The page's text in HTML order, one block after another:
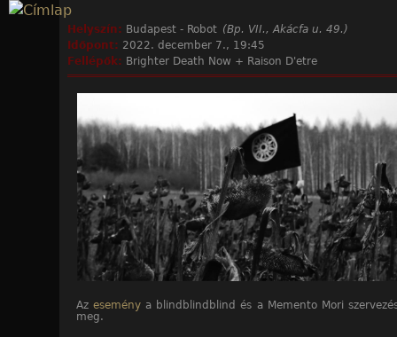
Helyszín: Budapest - Robot (Bp. VII., Akácfa u. 49.)
Időpont: 2022. december 7., 19:45
Fellépők: Brighter Death Now + Raison D'etre
Azesemény a blindblindblind és a Memento Mori
meg.